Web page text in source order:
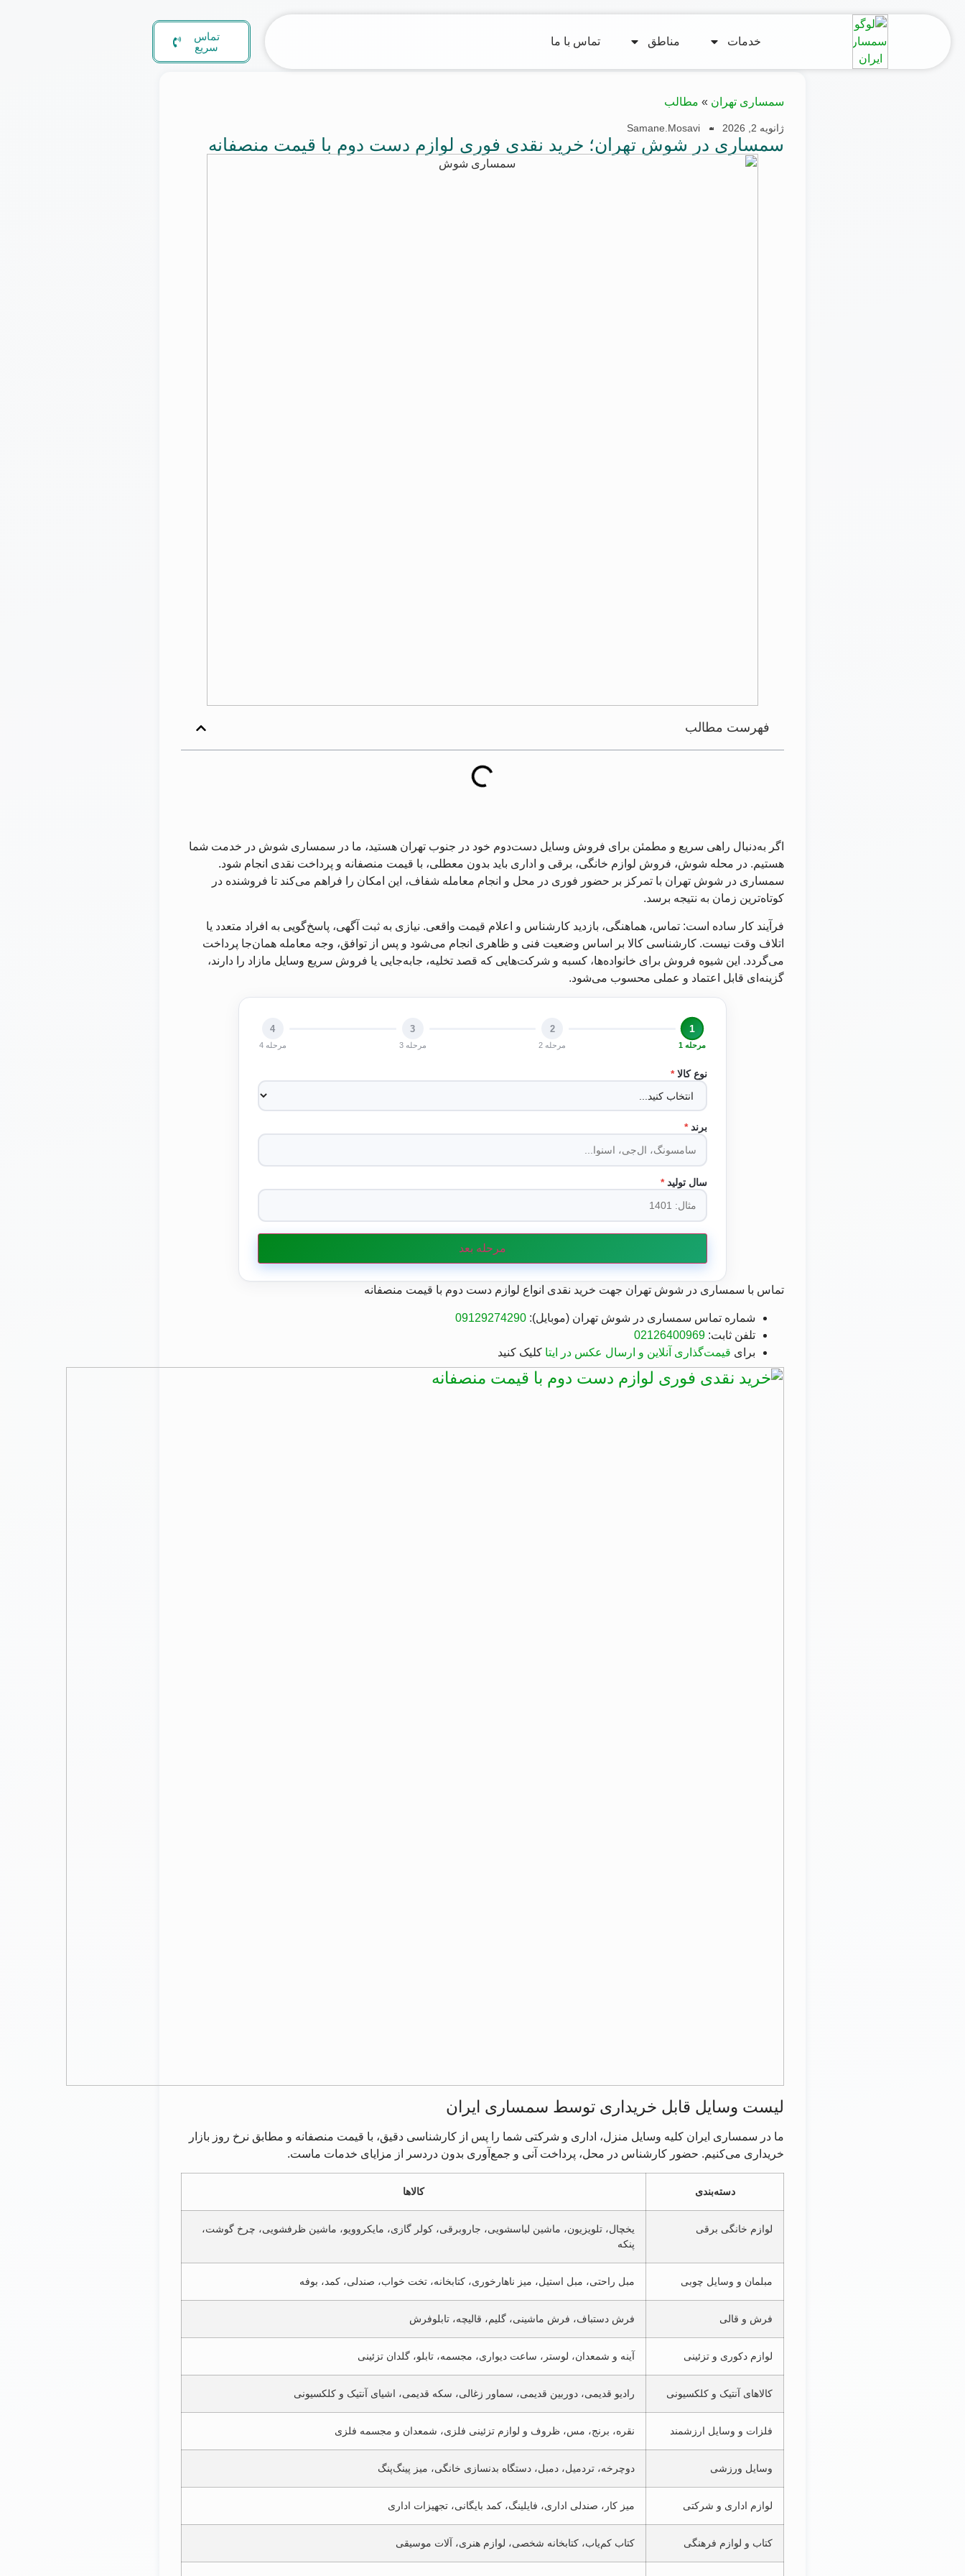
خدمات مناطق تماس با ما
تماس
سریع
سمساری تهران » مطالب
ژانویه 2, 2026 Samane.mosavi
سمساری در شوش تهران؛ خرید نقدی فوری لوازم دست دوم با قیمت منصفانه
فهرست مطالب
اگر به‌دنبال راهی سریع و مطمئن برای فروش وسایل دست‌دوم خود در جنوب تهران هستید، ما در سمساری شوش در خدمت شما
هستیم. در محله شوش، فروش لوازم خانگی، برقی و اداری باید بدون معطلی، با قیمت منصفانه و پرداخت نقدی انجام شود.
سمساری در شوش تهران با تمرکز بر حضور فوری در محل و انجام معامله شفاف، این امکان را فراهم می‌کند تا فروشنده در
کوتاه‌ترین زمان به نتیجه برسد.
فرآیند کار ساده است: تماس، هماهنگی، بازدید کارشناس و اعلام قیمت واقعی. نیازی به ثبت آگهی، پاسخ‌گویی به افراد متعدد یا
اتلاف وقت نیست. کارشناسی کالا بر اساس وضعیت فنی و ظاهری انجام می‌شود و پس از توافق، وجه معامله همان‌جا پرداخت
می‌گردد. این شیوه فروش برای خانواده‌ها، کسبه و شرکت‌هایی که قصد تخلیه، جابه‌جایی یا فروش سریع وسایل مازاد را دارند،
گزینه‌ای قابل اعتماد و عملی محسوب می‌شود.
1
مرحله 1
2
مرحله 2
3
مرحله 3
4
مرحله 4
نوع کالا*
برند*
سال تولید*
مرحله بعد
تماس با سمساری در شوش تهران جهت خرید نقدی انواع لوازم دست دوم با قیمت منصفانه
شماره تماس سمساری در شوش تهران (موبایل): 09129274290
تلفن ثابت: 02126400969
برای قیمت‌گذاری آنلاین و ارسال عکس در ایتا کلیک کنید
لیست وسایل قابل خریداری توسط سمساری ایران
ما در سمساری ایران کلیه وسایل منزل، اداری و شرکتی شما را پس از کارشناسی دقیق، با قیمت منصفانه و مطابق نرخ روز بازار
خریداری می‌کنیم. حضور کارشناس در محل، پرداخت آنی و جمع‌آوری بدون دردسر از مزایای خدمات ماست.
دسته‌بندی کالاها
لوازم خانگی برقی
یخچال، تلویزیون، ماشین لباسشویی، جاروبرقی، کولر گازی، مایکروویو، ماشین ظرفشویی، چرخ گوشت،
پنکه
مبلمان و وسایل چوبی مبل راحتی، مبل استیل، میز ناهارخوری، کتابخانه، تخت خواب، صندلی، کمد، بوفه
فرش و قالی فرش دستباف، فرش ماشینی، گلیم، قالیچه، تابلوفرش
لوازم دکوری و تزئینی آینه و شمعدان، لوستر، ساعت دیواری، مجسمه، تابلو، گلدان تزئینی
کالاهای آنتیک و کلکسیونی رادیو قدیمی، دوربین قدیمی، سماور زغالی، سکه قدیمی، اشیای آنتیک و کلکسیونی
فلزات و وسایل ارزشمند نقره، برنج، مس، ظروف و لوازم تزئینی فلزی، شمعدان و مجسمه فلزی
وسایل ورزشی دوچرخه، تردمیل، دمبل، دستگاه بدنسازی خانگی، میز پینگ‌پنگ
لوازم اداری و شرکتی میز کار، صندلی اداری، فایلینگ، کمد بایگانی، تجهیزات اداری
کتاب و لوازم فرهنگی کتاب کم‌یاب، کتابخانه شخصی، لوازم هنری، آلات موسیقی